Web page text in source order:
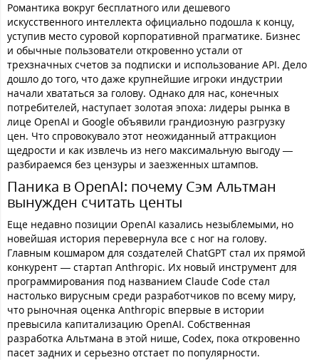
Романтика вокруг бесплатного или дешевого
искусственного интеллекта официально подошла к концу,
уступив место суровой корпоративной прагматике. Бизнес
и обычные пользователи откровенно устали от
трехзначных счетов за подписки и использование API. Дело
дошло до того, что даже крупнейшие игроки индустрии
начали хвататься за голову. Однако для нас, конечных
потребителей, наступает золотая эпоха: лидеры рынка в
лице OpenAI и Google объявили грандиозную разгрузку
цен. Что спровокувало этот неожиданный аттракцион
щедрости и как извлечь из него максимальную выгоду —
разбираемся без цензуры и заезженных штампов.
Паника в OpenAI: почему Сэм Альтман
вынужден считать центы
Еще недавно позиции OpenAI казались незыблемыми, но
новейшая история перевернула все с ног на голову.
Главным кошмаром для создателей ChatGPT стал их прямой
конкурент — стартап Anthropic. Их новый инструмент для
программирования под названием Claude Code стал
настолько вирусным среди разработчиков по всему миру,
что рыночная оценка Anthropic впервые в истории
превысила капитализацию OpenAI. Собственная
разработка Альтмана в этой нише, Codex, пока откровенно
пасет задних и серьезно отстает по популярности.